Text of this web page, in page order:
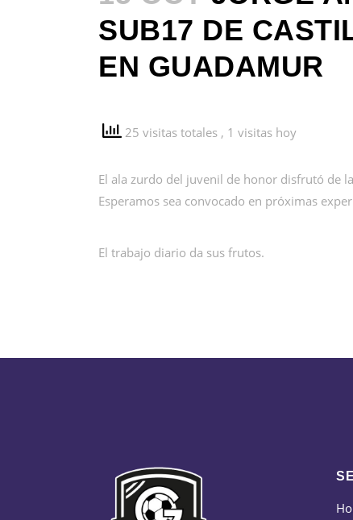
SUB17 DE
EN GUADAMUR
25 visitas totales , 1 visitas hoy
El ala zurdo del juvenil de honor disfrutó de
Esperamos sea convocado en próximas
El trabajo diario da sus frutos.